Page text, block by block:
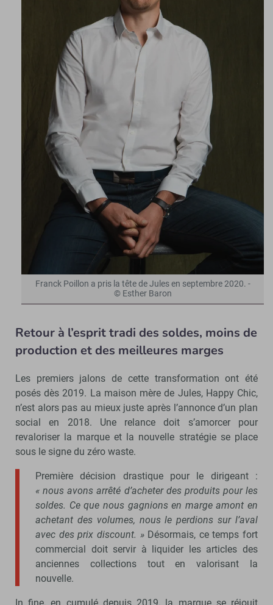
Franck Poillon a pris la tête de Jules en septembre 2020. -
© Esther Baron
Retour à l’esprit tradi des soldes, moins de
production et des meilleures marges
Les premiers jalons de cette transformation ont été
posés dès 2019. La maison mère de Jules, Happy Chic,
n’est alors pas au mieux juste après l’annonce d’un plan
social en 2018. Une relance doit s’amorcer pour
revaloriser la marque et la nouvelle stratégie se place
sous le signe du zéro waste.
Première décision drastique pour le dirigeant :
« nous avons arrêté d’acheter des produits pour les
soldes. Ce que nous gagnions en marge amont en
achetant des volumes, nous le perdions sur l’aval
avec des prix discount. »Désormais, ce temps fort
commercial doit servir à liquider les articles des
anciennes collections tout en valorisant la
nouvelle.